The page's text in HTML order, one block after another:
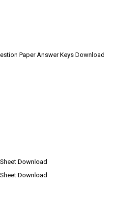
Paper Answer Keys Download
Download
Download